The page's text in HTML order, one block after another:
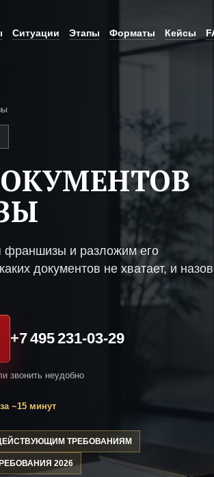
Ситуации Этапы Форматы Кейсы
франшизы и разложим его
документов не хватает, и
+7 495 231-03-29
звонить неудобно
~15 минут
ТРЕБОВАНИЯМ
2026